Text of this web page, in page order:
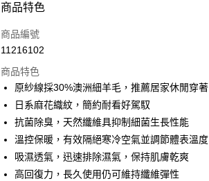
付款方式
信用卡一次付款
LINE Pay
Apple Pay
ATM付款
商品特色
商品編號
11216102
商品特色
原紗線採30%澳洲細羊毛，推薦居家休閒穿著
日系麻花織紋，簡約耐看好駕馭
抗菌除臭，天然纖維具抑制細菌生長性能
溫控保暖，有效隔絕寒冷空氣並調節體表溫度
吸濕透氣，迅速排除濕氣，保持肌膚乾爽
高回復力，長久使用仍可維持纖維彈性